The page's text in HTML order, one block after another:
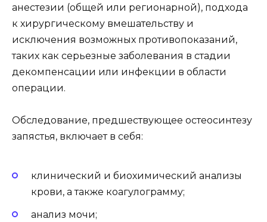
анестезии (общей или регионарной), подхода
к хирургическому вмешательству и
исключения возможных противопоказаний,
таких как серьезные заболевания в стадии
декомпенсации или инфекции в области
операции.
Обследование, предшествующее остеосинтезу
запястья, включает в себя:
клинический и биохимический анализы
крови, а также коагулограмму;
анализ мочи;